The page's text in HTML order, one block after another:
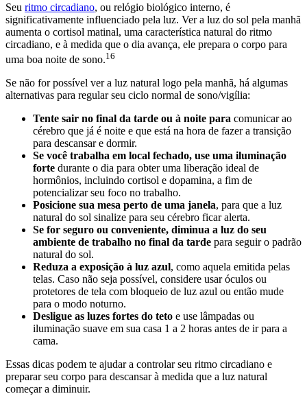
Seu ritmo circadiano, ou relógio biológico interno, é
significativamente influenciado pela luz. Ver a luz do sol pela manhã
aumenta o cortisol matinal, uma característica natural do ritmo
circadiano, e à medida que o dia avança, ele prepara o corpo para
uma boa noite de sono.16
Se não for possível ver a luz natural logo pela manhã, há algumas
alternativas para regular seu ciclo normal de sono/vigília:
Tente sair no final da tarde ou à noite para comunicar ao
cérebro que já é noite e que está na hora de fazer a transição
para descansar e dormir.
Se você trabalha em local fechado, use uma iluminação
forte durante o dia para obter uma liberação ideal de
hormônios, incluindo cortisol e dopamina, a fim de
potencializar seu foco no trabalho.
Posicione sua mesa perto de uma janela, para que a luz
natural do sol sinalize para seu cérebro ficar alerta.
Se for seguro ou conveniente, diminua a luz do seu
ambiente de trabalho no final da tarde para seguir o padrão
natural do sol.
Reduza a exposição à luz azul, como aquela emitida pelas
telas. Caso não seja possível, considere usar óculos ou
protetores de tela com bloqueio de luz azul ou então mude
para o modo noturno.
Desligue as luzes fortes do teto e use lâmpadas ou
iluminação suave em sua casa 1 a 2 horas antes de ir para a
cama.
Essas dicas podem te ajudar a controlar seu ritmo circadiano e
preparar seu corpo para descansar à medida que a luz natural
começar a diminuir.